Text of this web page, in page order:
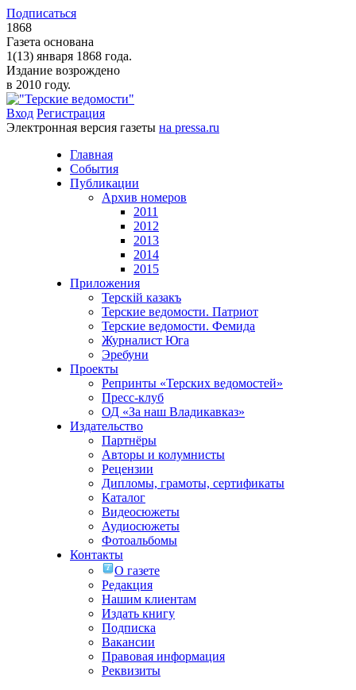
Подписаться
1868
Газета основана
1(13) января 1868 года.
Издание возрождено
в 2010 году.
Вход Регистрация
Электронная версия газеты на pressa.ru
Главная
События
Публикации
Архив номеров
2011
2012
2013
2014
2015
Приложения
Терскiй казакъ
Терские ведомости. Патриот
Терские ведомости. Фемида
Журналист Юга
Эребуни
Проекты
Репринты «Терских ведомостей»
Пресс-клуб
ОД «За наш Владикавказ»
Издательство
Партнёры
Авторы и колумнисты
Рецензии
Дипломы, грамоты, сертификаты
Каталог
Видеосюжеты
Аудиосюжеты
Фотоальбомы
Контакты
О газете
Редакция
Нашим клиентам
Издать книгу
Подписка
Вакансии
Правовая информация
Реквизиты